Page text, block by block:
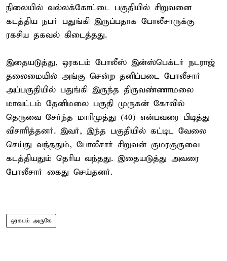
நிலையில் வல்லக்கோட்டை பகுதியில் சிறுவனை
கடத்திய நபர் பதுங்கி இருப்பதாக போலீசாருக்கு
ரகசிய தகவல் கிடைத்தது.
இதையடுத்து, ஒரகடம் போலீஸ் இன்ஸ்பெக்டர் நடராஜ்
தலைமையில் அங்கு சென்ற தனிப்படை போலீசார்
அப்பகுதியில் பதுங்கி இருந்த திருவண்ணாமலை
மாவட்டம் தேனிமலை பகுதி முருகன் கோவில்
தெருவை சேர்ந்த மாரிமுத்து (40) என்பவரை பிடித்து
விசாரித்தனர். இவர், இந்த பகுதியில் கட்டிட வேலை
செய்து வந்ததும், போலீசார் சிறுவன் குமரகுருவை
கடத்தியதும் தெரிய வந்தது. இதையடுத்து அவரை
போலீசார் கைது செய்தனர்.
ஒரகடம் அருகே